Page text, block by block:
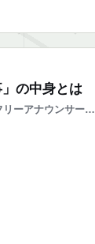
の中身とは
リーアナウンサー…